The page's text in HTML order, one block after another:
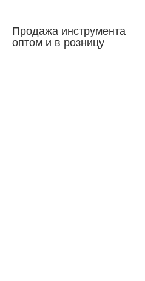
Продажа инструмента
оптом и в розницу